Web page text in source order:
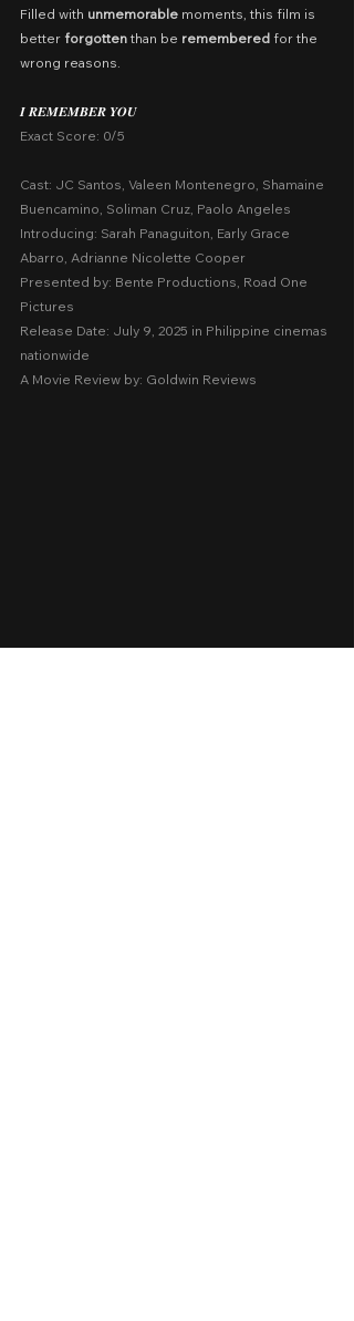
Filled with unmemorable moments, this film is
better forgotten than be remembered for the
wrong reasons.
𝑰 𝑹𝑬𝑴𝑬𝑴𝑩𝑬𝑹 𝒀𝑶𝑼
Exact Score: 0/5
Cast: JC Santos, Valeen Montenegro, Shamaine
Buencamino, Soliman Cruz, Paolo Angeles
Introducing: Sarah Panaguiton, Early Grace
Abarro, Adrianne Nicolette Cooper
Presented by: Bente Productions, Road One
Pictures
Release Date: July 9, 2025 in Philippine cinemas
nationwide
A Movie Review by: Goldwin Reviews